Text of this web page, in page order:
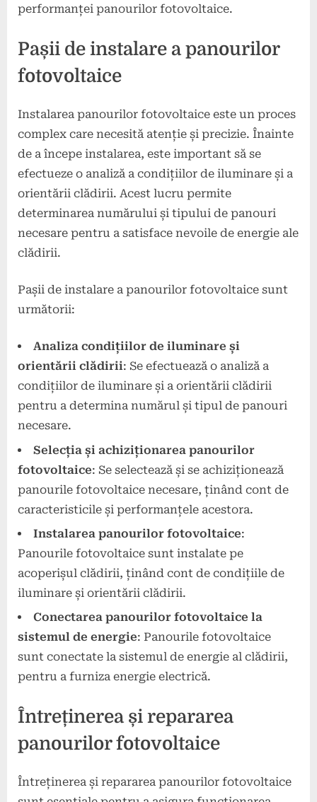
performanței panourilor fotovoltaice.
Pașii de instalare a panourilor
fotovoltaice
Instalarea panourilor fotovoltaice este un proces
complex care necesită atenție și precizie. Înainte
de a începe instalarea, este important să se
efectueze o analiză a condițiilor de iluminare și a
orientării clădirii. Acest lucru permite
determinarea numărului și tipului de panouri
necesare pentru a satisface nevoile de energie ale
clădirii.
Pașii de instalare a panourilor fotovoltaice sunt
următorii:
Analiza condițiilor de iluminare și
orientării clădirii: Se efectuează o analiză a
condițiilor de iluminare și a orientării clădirii
pentru a determina numărul și tipul de panouri
necesare.
Selecția și achiziționarea panourilor
fotovoltaice: Se selectează și se achiziționează
panourile fotovoltaice necesare, ținând cont de
caracteristicile și performanțele acestora.
Instalarea panourilor fotovoltaice:
Panourile fotovoltaice sunt instalate pe
acoperișul clădirii, ținând cont de condițiile de
iluminare și orientării clădirii.
Conectarea panourilor fotovoltaice la
sistemul de energie: Panourile fotovoltaice
sunt conectate la sistemul de energie al clădirii,
pentru a furniza energie electrică.
Întreținerea și repararea
panourilor fotovoltaice
Întreținerea și repararea panourilor fotovoltaice